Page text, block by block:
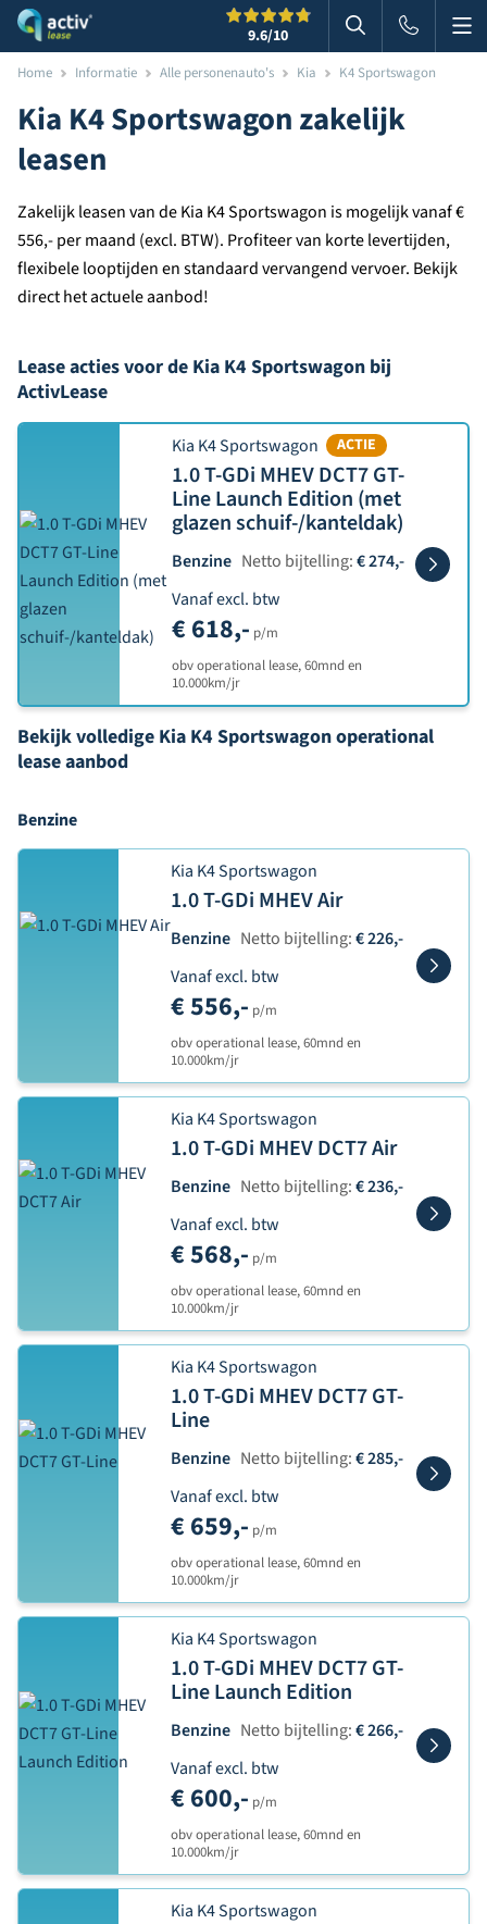
9.6/10 Zoeken in
Home Informatie Alle personenauto's Kia K4 Sportswagon
Kia K4 Sportswagon zakelijk
leasen
Zakelijk leasen van de Kia K4 Sportswagon is mogelijk vanaf €
556,- per maand (excl. BTW). Profiteer van korte levertijden,
flexibele looptijden en standaard vervangend vervoer. Bekijk
direct het actuele aanbod!
Lease acties voor de Kia K4 Sportswagon bij
ActivLease
Kia K4 Sportswagon ACTIE
1.0 T-GDi MHEV DCT7 GT-
Line Launch Edition (met
glazen schuif-/kanteldak)
Benzine Netto bijtelling:€ 274,-
Vanaf excl. btw
€ 618,- p/m
obv operational lease, 60mnd en
10.000km/jr
Bekijk volledige Kia K4 Sportswagon operational
lease aanbod
Benzine
Kia K4 Sportswagon
1.0 T-GDi MHEV Air
Benzine Netto bijtelling:€ 226,-
Vanaf excl. btw
€ 556,- p/m
obv operational lease, 60mnd en
10.000km/jr
Kia K4 Sportswagon
1.0 T-GDi MHEV DCT7 Air
Benzine Netto bijtelling:€ 236,-
Vanaf excl. btw
€ 568,- p/m
obv operational lease, 60mnd en
10.000km/jr
Kia K4 Sportswagon
1.0 T-GDi MHEV DCT7 GT-
Line
Benzine Netto bijtelling:€ 285,-
Vanaf excl. btw
€ 659,- p/m
obv operational lease, 60mnd en
10.000km/jr
Kia K4 Sportswagon
1.0 T-GDi MHEV DCT7 GT-
Line Launch Edition
Benzine Netto bijtelling:€ 266,-
Vanaf excl. btw
€ 600,- p/m
obv operational lease, 60mnd en
10.000km/jr
Kia K4 Sportswagon